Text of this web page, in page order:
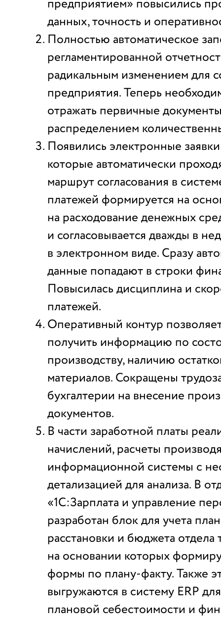
предприятием» повысились
данных, точность и
Полностью автоматическое
регламентированной
радикальным изменением для
предприятия. Теперь
отражать первичные
распределением
Появились электронные
которые автоматически
маршрут согласования в
платежей формируется на
на расходование денежных
и согласовывается дважды в
в электронном виде. Сразу
данные попадают в строки
Повысилась дисциплина и
платежей.
Оперативный контур
получить информацию по
производству, наличию
материалов. Сокращены
бухгалтерии на внесение
документов.
В части заработной платы
начислений, расчеты
информационной системы с
детализацией для анализа. В
«1С:Зарплата и управление
разработан блок для учета
расстановки и бюджета отдела
на основании которых
формы по плану-факту. Также
выгружаются в систему ERP
плановой себестоимости и